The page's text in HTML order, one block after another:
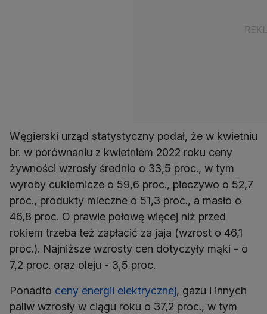
Węgierski urząd statystyczny podał, że w kwietniu
br. w porównaniu z kwietniem 2022 roku ceny
żywności wzrosły średnio o 33,5 proc., w tym
wyroby cukiernicze o 59,6 proc., pieczywo o 52,7
proc., produkty mleczne o 51,3 proc., a masło o
46,8 proc. O prawie połowę więcej niż przed
rokiem trzeba też zapłacić za jaja (wzrost o 46,1
proc.). Najniższe wzrosty cen dotyczyły mąki - o
7,2 proc. oraz oleju - 3,5 proc.
Ponadto ceny energii elektrycznej, gazu i innych
paliw wzrosły w ciągu roku o 37,2 proc., w tym